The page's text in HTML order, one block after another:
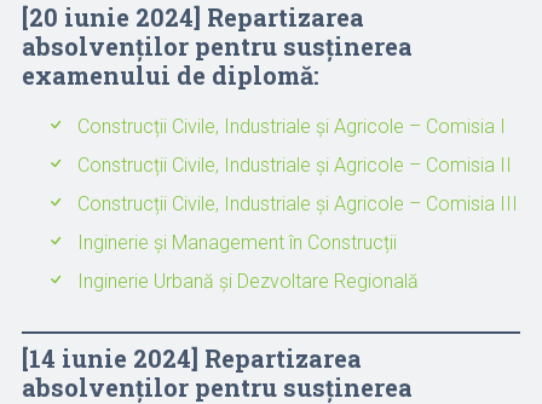
[20 iunie 2024] Repartizarea
absolvenților pentru susținerea
examenului de diplomă:
Construcții Civile, Industriale și Agricole – Comisia I
Construcții Civile, Industriale și Agricole – Comisia II
Construcții Civile, Industriale și Agricole – Comisia III
Inginerie și Management în Construcții
Inginerie Urbană și Dezvoltare Regională
[14 iunie 2024] Repartizarea
absolvenților pentru susținerea